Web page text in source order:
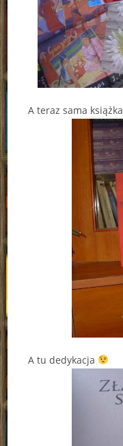
A teraz sama książka
A tu dedykacja